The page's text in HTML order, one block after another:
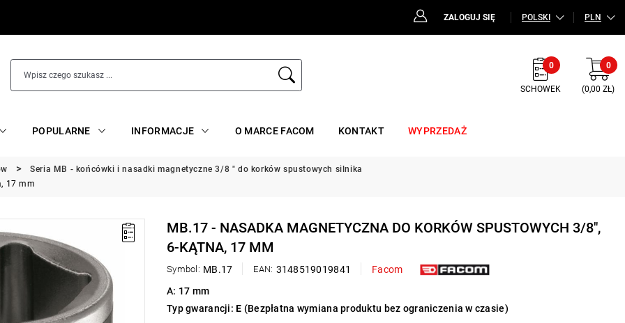
ZALOGUJ SIĘ POLSKI PLN
0
SCHOWEK
0
(0,00 ZŁ)
POPULARNE INFORMACJE O MARCE FACOM KONTAKT WYPRZEDAŻ
Seria MB - końcówki i nasadki magnetyczne 3/8 " do korków spustowych silnika
17 mm
MB.17 - NASADKA MAGNETYCZNA DO KORKÓW SPUSTOWYCH 3/8",
6-KĄTNA, 17 MM
Symbol: MB.17 EAN: 3148519019841
Facom
A: 17 mm
Typ gwarancji:E (Bezpłatna wymiana produktu bez ograniczenia w czasie)